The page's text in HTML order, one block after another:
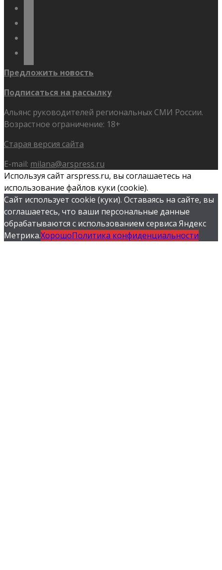
Предложить новость
Подписаться на рассылку
Альянс руководителей региональных СМИ России.
Возрастное ограничение: 18+
Старая версия сайта
E-mail: milana@arspress.ru
Используя сайт arspress.ru, вы соглашаетесь на
использование файлов куки (cookie).
Сайт использует cookie (куки). Оставаясь на сайте, вы
соглашаетесь, что ваши персональные данные
обрабатываются с использованием сервиса Яндекс
Метрика.ХорошоПолитика конфиденциальности